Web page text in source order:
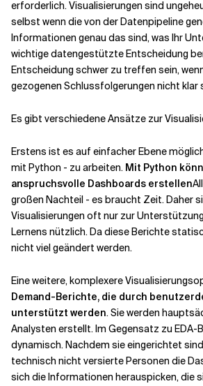
erforderlich. Visualisierungen sind
selbst wenn die von der Datenpipeline
Informationen genau das sind, was Ihr
wichtige datengestützte Entscheidung
Entscheidung schwer zu treffen sein,
gezogenen Schlussfolgerungen nicht klar
Es gibt verschiedene Ansätze zur
Erstens ist es auf einfacher Ebene
mit Python - zu arbeiten. Mit Python
anspruchsvolle Dashboards erstellen
großen Nachteil - es braucht Zeit. Daher
Visualisierungen oft nur zur
Lernens nützlich. Da diese Berichte
nicht viel geändert werden.
Eine weitere, komplexere
Demand-Berichte, die durch
unterstützt werden. Sie werden
Analysten erstellt. Im Gegensatz zu EDA-
dynamisch. Nachdem sie eingerichtet
technisch nicht versierte Personen die
sich die Informationen herauspicken, die